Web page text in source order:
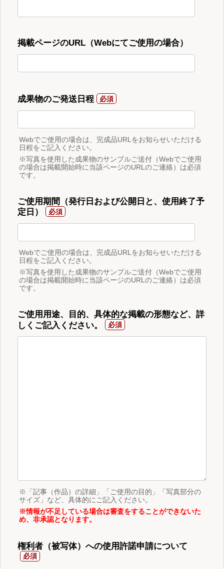
掲載ページのURL（Webにてご使用の場合）
成果物のご発送日程
Webでご使用の場合は、完成品URLをお知らせいただける
日程をご記入ください。
※写真を使用した成果物のサンプルご送付（Webでご使用
の場合は掲載開始時に当該ページのURLのご連絡）は必須
です。
ご使用期間（発行日および公開日と、使用終了予
定日）
Webでご使用の場合は、完成品URLをお知らせいただける
日程をご記入ください。
※写真を使用した成果物のサンプルご送付（Webでご使用
の場合は掲載開始時に当該ページのURLのご連絡）は必須
です。
ご使用用途、目的、具体的な掲載の形態など、詳
しくご記入ください。
※「記事（作品）の詳細」「ご使用の目的」「写真部分の
サイズ」など、具体的にご記入ください。
※情報が不足している場合は審査をすることができないた
め、非承認となります。
権利者（被写体）への使用許諾申請について